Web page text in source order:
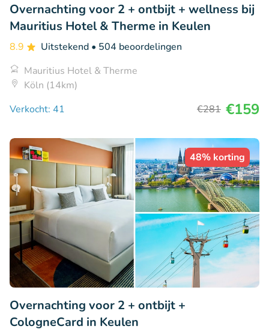
Overnachting voor 2 + ontbijt + wellness bij
Mauritius Hotel & Therme in Keulen
8.9 Uitstekend • 504 beoordelingen
Mauritius Hotel & Therme
Köln (14km)
Verkocht: 41
€281 €159
48% korting
Overnachting voor 2 + ontbijt +
CologneCard in Keulen